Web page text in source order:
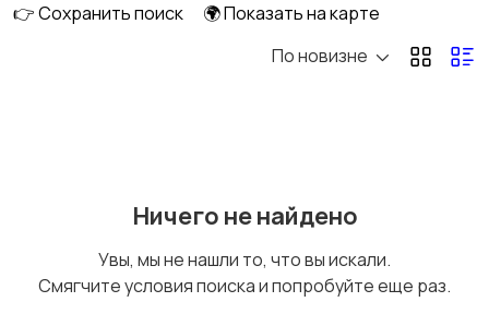
Услуги манипулятора
👉 Сохранить поиск
🌍 Показать на карте
По новизне
Ничего не найдено
Увы, мы не нашли то, что вы искали.
Смягчите условия поиска и попробуйте еще раз.